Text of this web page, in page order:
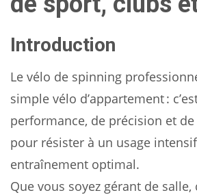
Introduction
Le vélo de spinning
simple vélo d’appartement :
performance, de précision et
pour résister à un usage
entraînement optimal.
Que vous soyez gérant de